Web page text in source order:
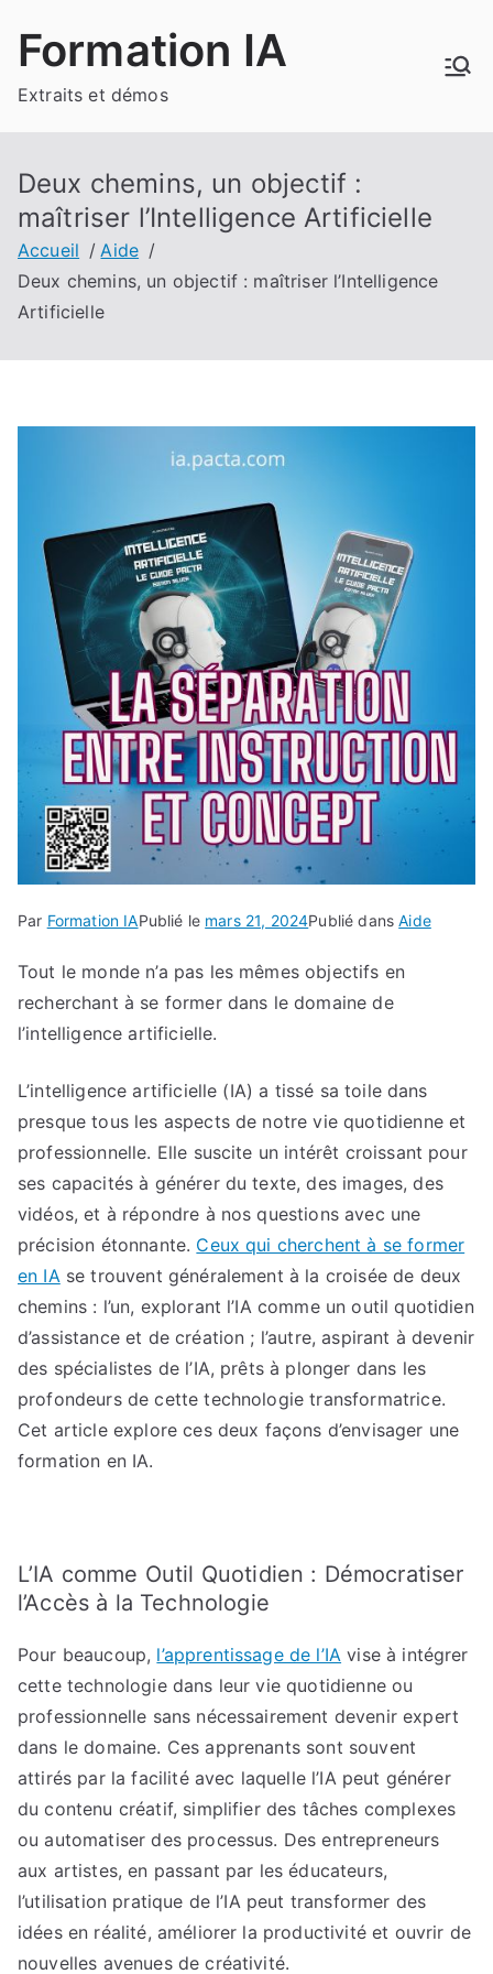
Formation IA
Extraits et démos
Deux chemins, un objectif :
maîtriser l’Intelligence Artificielle
Accueil
Aide
Deux chemins, un objectif : maîtriser l’Intelligence
Artificielle
Par Formation IAPublié le mars 21, 2024Publié dansAide
Tout le monde n’a pas les mêmes objectifs en
recherchant à se former dans le domaine de
l’intelligence artificielle.
L’intelligence artificielle (IA) a tissé sa toile dans
presque tous les aspects de notre vie quotidienne et
professionnelle. Elle suscite un intérêt croissant pour
ses capacités à générer du texte, des images, des
vidéos, et à répondre à nos questions avec une
précision étonnante. Ceux qui cherchent à se former
en IAse trouvent généralement à la croisée de deux
chemins : l’un, explorant l’IA comme un outil quotidien
d’assistance et de création ; l’autre, aspirant à devenir
des spécialistes de l’IA, prêts à plonger dans les
profondeurs de cette technologie transformatrice.
Cet article explore ces deux façons d’envisager une
formation en IA.
L’IA comme Outil Quotidien : Démocratiser
l’Accès à la Technologie
Pour beaucoup, l’apprentissage de l’IA vise à intégrer
cette technologie dans leur vie quotidienne ou
professionnelle sans nécessairement devenir expert
dans le domaine. Ces apprenants sont souvent
attirés par la facilité avec laquelle l’IA peut générer
du contenu créatif, simplifier des tâches complexes
ou automatiser des processus. Des entrepreneurs
aux artistes, en passant par les éducateurs,
l’utilisation pratique de l’IA peut transformer des
idées en réalité, améliorer la productivité et ouvrir de
nouvelles avenues de créativité.